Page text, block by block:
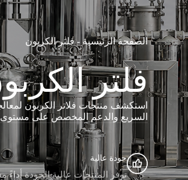
الصفحة الرئيسية -فلتر الكربون
فلتر
السريع والدعم المخصص على مستوى
جودة عالية
توفر المنتجات عالية الجودة أداءً